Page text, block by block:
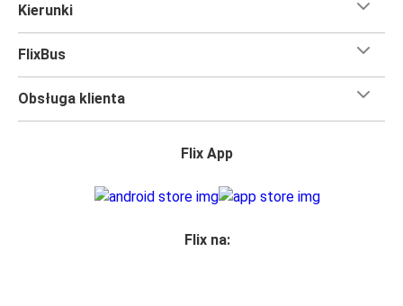
Kierunki
FlixBus
Obsługa klienta
Flix App
Flix na: